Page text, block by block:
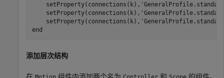
    setProperty(connections(k),
    setProperty(connections(k),
    setProperty(connections(k),
end
添加层次结构